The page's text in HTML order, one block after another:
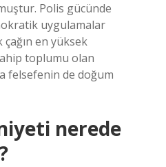
Polis gücünde
uygulamalar
en yüksek
toplumu olan
felsefenin de doğum
nerede